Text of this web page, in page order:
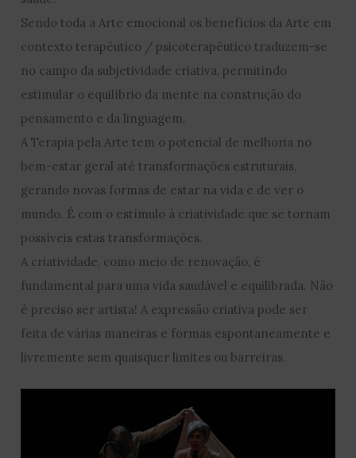
Sendo toda a Arte emocional os benefícios da Arte em
contexto terapêutico / psicoterapêutico traduzem-se
no campo da subjetividade criativa, permitindo
estimular o equilíbrio da mente na construção do
pensamento e da linguagem.
A Terapia pela Arte tem o potencial de melhoria no
bem-estar geral até transformações estruturais,
gerando novas formas de estar na vida e de ver o
mundo. É com o estímulo à criatividade que se tornam
possíveis estas transformações.
A criatividade, como meio de renovação, é
fundamental para uma vida saudável e equilibrada. Não
é preciso ser artista! A expressão criativa pode ser
feita de várias maneiras e formas espontaneamente e
livremente sem quaisquer limites ou barreiras.